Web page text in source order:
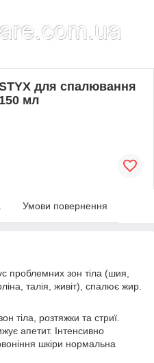
для спалювання
мл
Умови повернення
проблемних зон тіла (шия,
талія, живіт), спалює жир.
тіла, розтяжки та стриї.
апетит. Інтенсивно
шкіри нормальна